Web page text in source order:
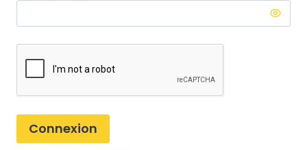
Connexion